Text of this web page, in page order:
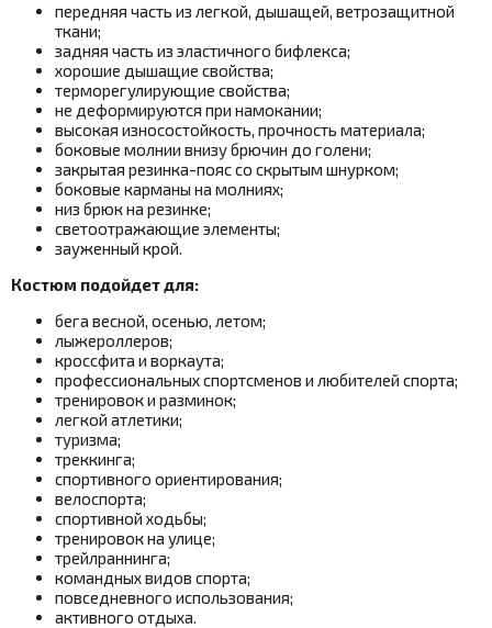
передняя часть из легкой, дышащей, ветрозащитной
ткани;
задняя часть из эластичного бифлекса;
хорошие дышащие свойства;
терморегулирующие свойства;
не деформируются при намокании;
высокая износостойкость, прочность материала;
боковые молнии внизу брючин до голени;
закрытая резинка-пояс со скрытым шнурком;
боковые карманы на молниях;
низ брюк на резинке;
светоотражающие элементы;
зауженный крой.
Костюм подойдет для:
бега весной, осенью, летом;
лыжероллеров;
кроссфита и воркаута;
профессиональных спортсменов и любителей спорта;
тренировок и разминок;
легкой атлетики;
туризма;
треккинга;
спортивного ориентирования;
велоспорта;
спортивной ходьбы;
тренировок на улице;
трейлраннинга;
командных видов спорта;
повседневного использования;
активного отдыха.